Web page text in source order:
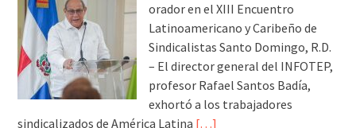
orador en el XIII Encuentro
Latinoamericano y Caribeño de
Sindicalistas Santo Domingo, R.D.
– El director general del INFOTEP,
profesor Rafael Santos Badía,
exhortó a los trabajadores
sindicalizados de América Latina […]